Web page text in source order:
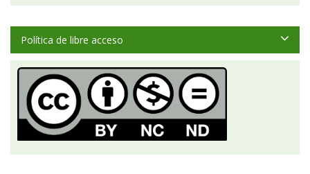
Política de libre acceso